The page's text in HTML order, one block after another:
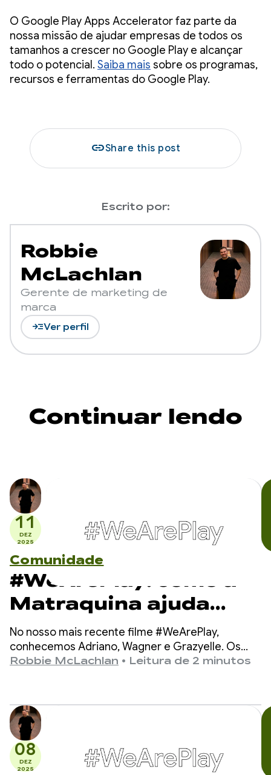
O Google Play Apps Accelerator faz parte da
nossa missão de ajudar empresas de todos os
tamanhos a crescer no Google Play e alcançar
todo o potencial. Saiba mais sobre os programas,
recursos e ferramentas do Google Play.
linkShare this post
Escrito por:
Robbie
McLachlan
Gerente de marketing de
marca
read_moreVer perfil
Continuar lendo
11
DEZ
2025
Comunidade
#WeArePlay: como a
Matraquina ajuda
crianças não verbais a
se comunicar
No nosso mais recente filme #WeArePlay,
conhecemos Adriano, Wagner e Grazyelle. Os
três criaram o Matraquinha, um app que ajuda
Robbie McLachlan • Leitura de 2 minutos
08
DEZ
2025